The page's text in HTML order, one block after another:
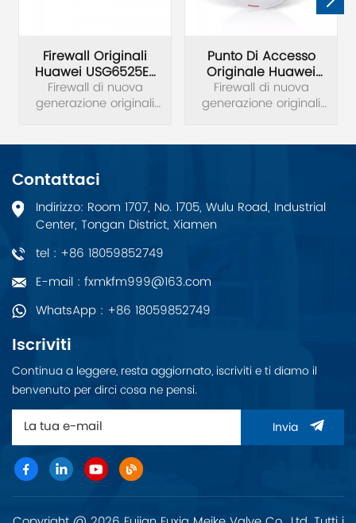
Firewall Originali
Huawei USG6525E-
AC USG6500E
Firewall di nuova
generazione originali
Punto Di Accesso
Originale Huawei
AirEngine 5761-11
Firewall di nuova
generazione originali
5761-11 eccelle in
banda e un'esperienza
di rete di alta qualità,
dagli uffici di piccole e
Contattaci
Indirizzo: Room 1707, No. 1705, Wulu Road, Industrial
Center, Tongan District, Xiamen
tel : +86 18059852749
E-mail : fxmkfm999@163.com
WhatsApp : +86 18059852749
Iscriviti
Continua a leggere, resta aggiornato, iscriviti e ti diamo il
benvenuto per dirci cosa ne pensi.
Invia